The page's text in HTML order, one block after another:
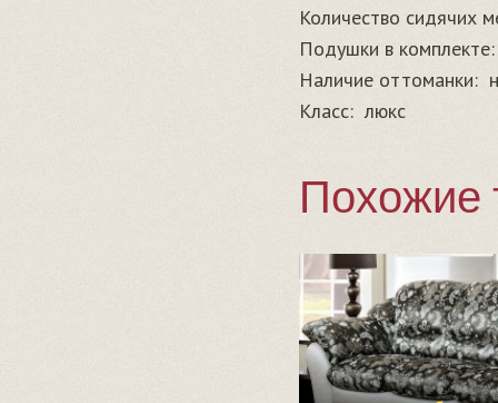
Количество сидячих
Подушки в комплекте:
Наличие оттоманки:
Класс: люкс
Похожие